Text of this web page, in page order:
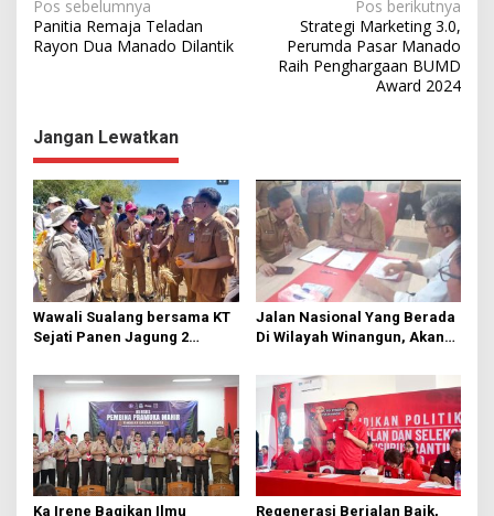
N
a
g
a
s
i
p
o
s
Pos sebelumnya
Panitia Remaja Teladan
Rayon Dua Manado Dilantik
Pos berikutnya
Strategi Marketing 3.0,
Perumda Pasar Manado
Raih Penghargaan BUMD
Award 2024
Jangan Lewatkan
Wawali Sualang bersama KT
Sejati Panen Jagung 2
Jalan Nasional Yang Berada
Di Wilayah Winangun, Akan
Ka Irene Bagikan Ilmu Regenerasi Berjalan Baik,